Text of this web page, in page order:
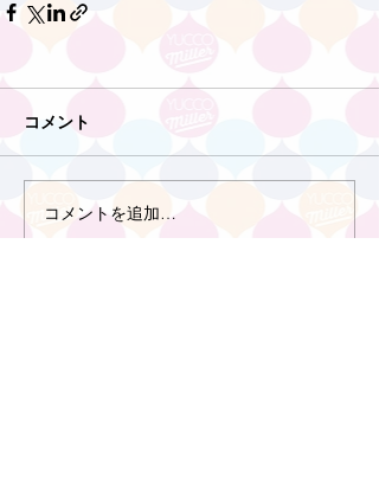
コメント
コメントを追加…